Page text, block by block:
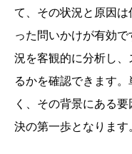
て、その状況と原因
った問いかけが有効
況を客観的に分析し
るかを確認できます
く、その背景にある
決の第一歩となります